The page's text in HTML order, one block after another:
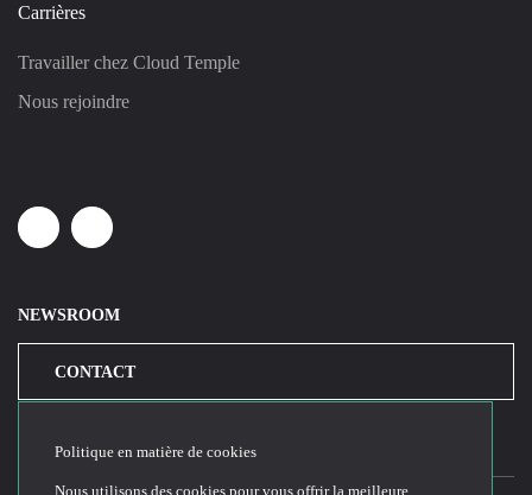
Carrières
Travailler chez Cloud Temple
Nous rejoindre
LinkedinYoutube
NEWSROOM
CONTACT
Politique en matière de cookies